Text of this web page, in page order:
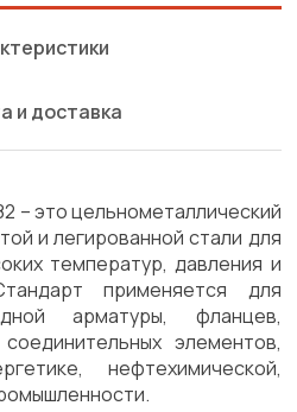
и доставка
– это цельнометаллический
и легированной стали для
температур, давления и
применяется для
арматуры, фланцев,
элементов,
нефтехимической,